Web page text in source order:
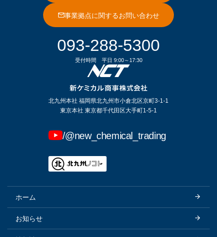
事業拠点に関するお問い合わせ
093-288-5300
受付時間 平日 9:00～17:30
北九州本社 福岡県北九州市小倉北区京町3-1-1
東京本社 東京都千代田区大手町1-5-1
/@new_chemical_trading
ホーム
お知らせ